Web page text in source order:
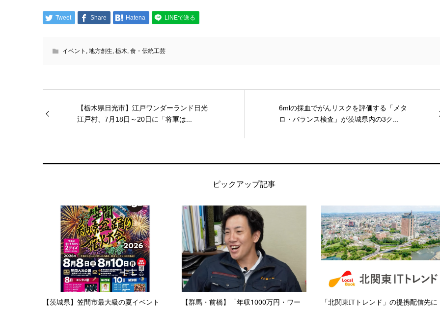
Tweet Share Hatena LINEで送る
イベント 地方創生 栃木 食・伝統工芸
【栃木県日光市】江戸ワンダーランド日光
江戸村、7月18日～20日に「将軍は...
6mlの採血でがんリスクを評価する「メタ
ロ・バランス検査」が茨城県内の3ク...
ピックアップ記事
【茨城県】笠間市最大級の夏イベント
【群馬・前橋】「年収1000万円・ワー
「北関東ITトレンド」の提携配信先に